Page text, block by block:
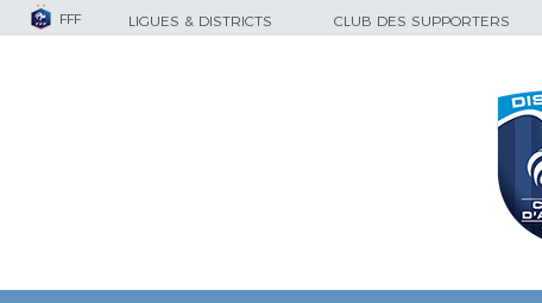
FFF LIGUES & DISTRICTS CLUB DES SUPPORTERS